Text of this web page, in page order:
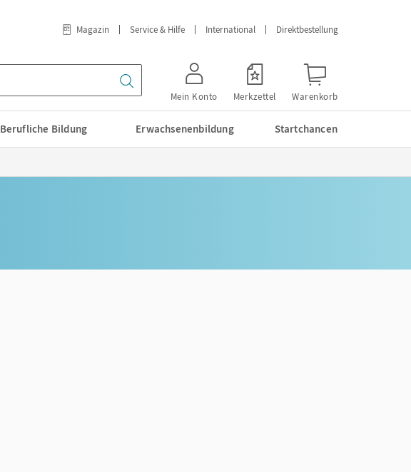
Magazin Service & Hilfe International Direktbestellung
Mein Konto Merkzettel Warenkorb
Berufliche Bildung Erwachsenenbildung Startchancen